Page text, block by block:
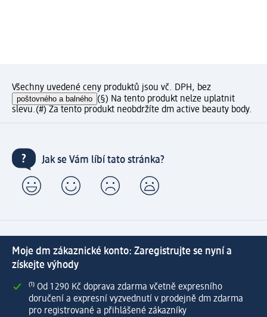
Všechny uvedené ceny produktů jsou vč. DPH, bez
poštovného a balného (§) Na tento produkt nelze uplatnit
slevu.(#) Za tento produkt neobdržíte dm active beauty body.
Jak se Vám líbí tato stránka?
Moje dm zákaznické konto: Zaregistrujte se nyní a
získejte výhody
⁽¹⁾ Od 1 290 Kč doprava zdarma včetně expresního
doručení a expresní vyzvednutí v prodejně dm zdarma
pro registrované a přihlášené zákazníky